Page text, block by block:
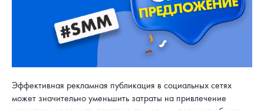
Эффективная рекламная публикация в социальных сетях
может значительно уменьшить затраты на привлечение